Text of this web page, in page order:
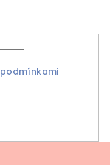
podmínkami